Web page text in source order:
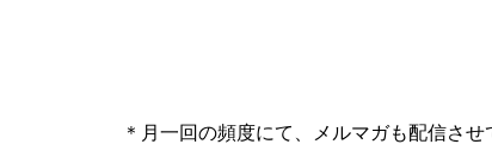
＊月一回の頻度にて、メルマガも配信させ